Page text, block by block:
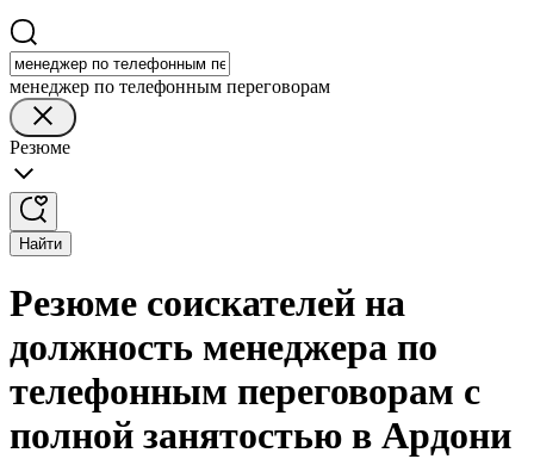
менеджер по телефонным переговорам
Резюме
Найти
Резюме соискателей на
должность менеджера по
телефонным переговорам с
полной занятостью в Ардони